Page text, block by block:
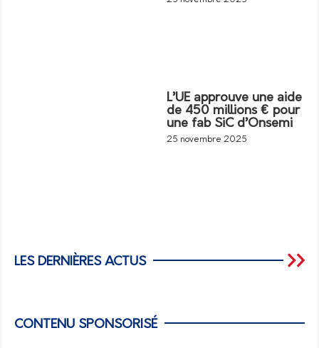
L’UE approuve une aide
de 450 millions € pour
une fab SiC d’Onsemi
25 novembre 2025
LES DERNIÈRES ACTUS
CONTENU SPONSORISÉ